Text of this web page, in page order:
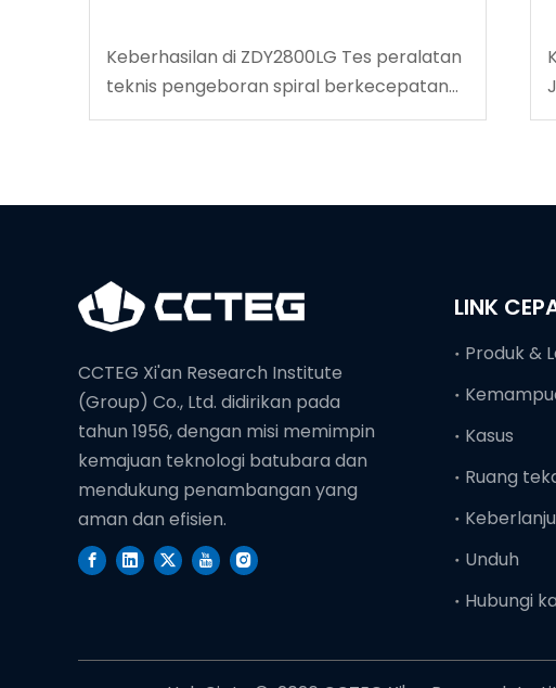
Keberhasilan di ZDY2800LG Tes peralatan
teknis pengeboran spiral berkecepatan
tinggi
CCTEG Xi'an Research Institute
(Group) Co., Ltd. didirikan pada
tahun 1956, dengan misi memimpin
kemajuan teknologi batubara dan
mendukung penambangan yang
aman dan efisien.
LINK
Produk &
Kasus
Ruang
Unduh
Hubungi